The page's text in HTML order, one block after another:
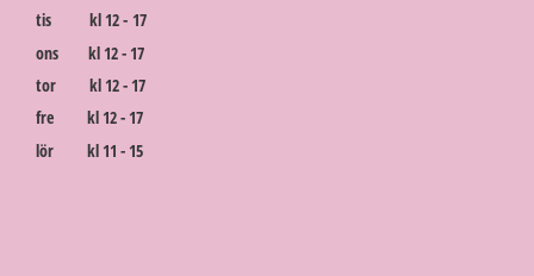
tis kl 12 - 17
ons kl 12 - 17
tor kl 12 - 17
fre kl 12 - 17
lör kl 11 - 15